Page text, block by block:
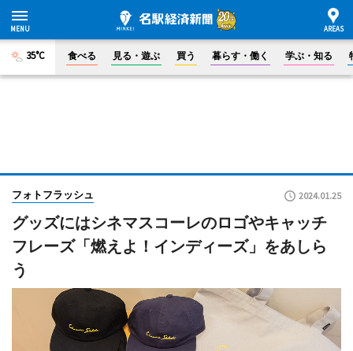
35°C 食べる 見る・遊ぶ 買う 暮らす・働く 学ぶ・知る
フォトフラッシュ 2024.01.25
グッズにはシネマスコーレのロゴやキャッチ
フレーズ「燃えよ！インディーズ」をあしら
う